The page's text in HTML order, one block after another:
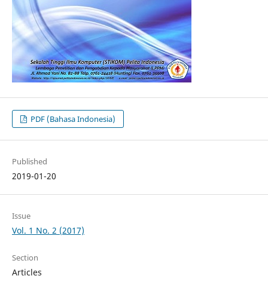
PDF (Bahasa Indonesia)
Published
2019-01-20
Issue
Vol. 1 No. 2 (2017)
Section
Articles